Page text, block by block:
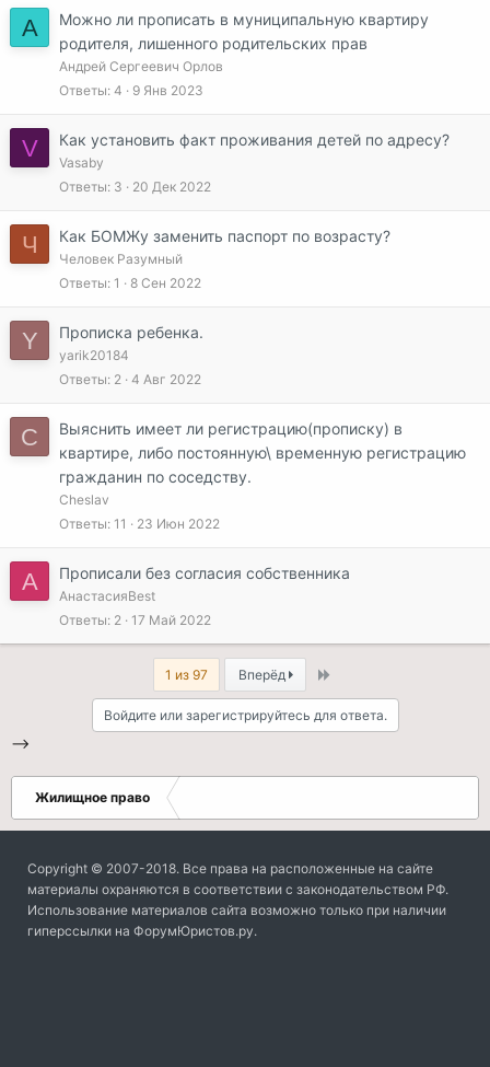
А
Можно ли прописать в муниципальную квартиру
родителя, лишенного родительских прав
Андрей Сергеевич Орлов
Ответы 4 9 Янв 2023
V Как установить факт проживания детей по адресу?
Vasaby
Ответы 3 20 Дек 2022
Ч Как БОМЖу заменить паспорт по возрасту?
Человек Разумный
Ответы 1 8 Сен 2022
Y Прописка ребенка.
yarik20184
Ответы 2 4 Авг 2022
C
Выяснить имеет ли регистрацию(прописку) в
квартире, либо постоянную\ временную регистрацию
гражданин по соседству.
Cheslav
Ответы 11 23 Июн 2022
А Прописали без согласия собственника
АнастасияBest
Ответы 2 17 Май 2022
1 из 97 Вперёд Last
Войдите или зарегистрируйтесь для ответа.
-->
Жилищное право
Copyright © 2007-2018. Все права на расположенные на сайте
материалы охраняются в соответствии с законодательством РФ.
Использование материалов сайта возможно только при наличии
гиперссылки на ФорумЮристов.ру.